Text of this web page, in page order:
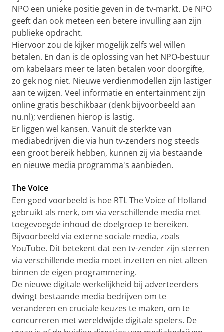
NPO een unieke positie geven in de tv-markt. De NPO
geeft dan ook meteen een betere invulling aan zijn
publieke opdracht.
Hiervoor zou de kijker mogelijk zelfs wel willen
betalen. En dan is de oplossing van het NPO-bestuur
om kabelaars meer te laten betalen voor doorgifte,
zo gek nog niet. Nieuwe verdienmodellen zijn lastiger
aan te wijzen. Veel informatie en entertainment zijn
online gratis beschikbaar (denk bijvoorbeeld aan
nu.nl); verdienen hierop is lastig.
Er liggen wel kansen. Vanuit de sterkte van
mediabedrijven die via hun tv-zenders nog steeds
een groot bereik hebben, kunnen zij via bestaande
en nieuwe media programma's aanbieden.
The Voice
Een goed voorbeeld is hoe RTL The Voice of Holland
gebruikt als merk, om via verschillende media met
toegevoegde inhoud de doelgroep te bereiken.
Bijvoorbeeld via externe sociale media, zoals
YouTube. Dit betekent dat een tv-zender zijn sterren
via verschillende media moet inzetten en niet alleen
binnen de eigen programmering.
De nieuwe digitale werkelijkheid bij adverteerders
dwingt bestaande media bedrijven om te
veranderen en cruciale keuzes te maken, om te
concurreren met wereldwijde digitale spelers. De